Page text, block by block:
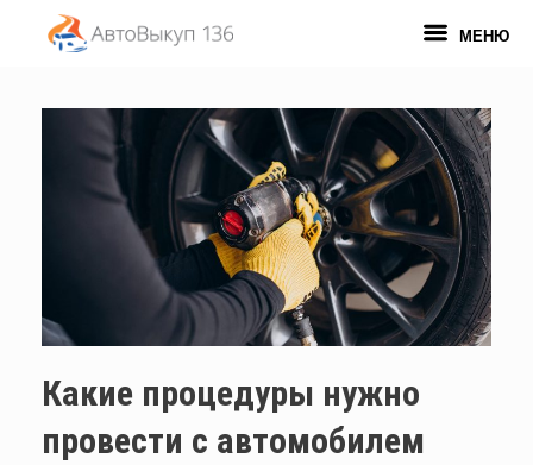
содержанию
МЕНЮ
Какие процедуры нужно
провести с автомобилем